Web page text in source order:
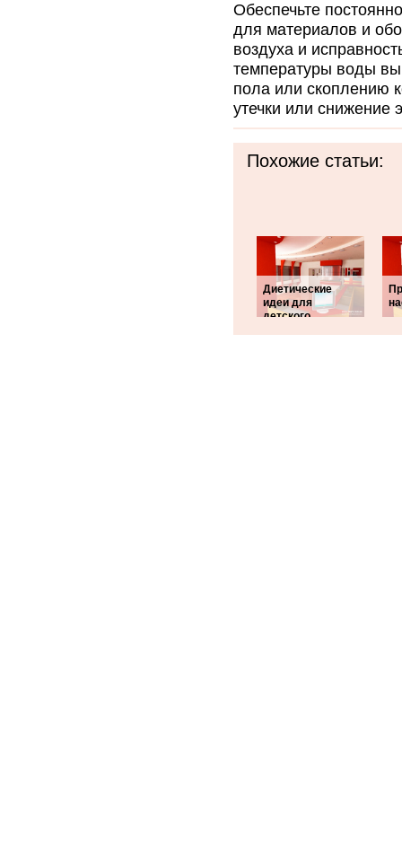
Обеспечьте
для материалов и
воздуха и
температуры воды
пола или скоплению
утечки или снижение
Похожие статьи:
Диетические
идеи для
детского